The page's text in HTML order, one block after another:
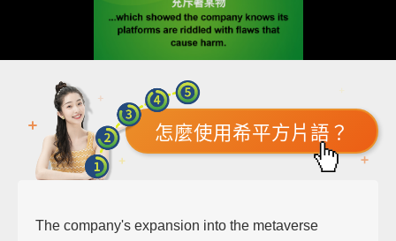
怎麼使用希平方片語？
The company's expansion into the metaverse